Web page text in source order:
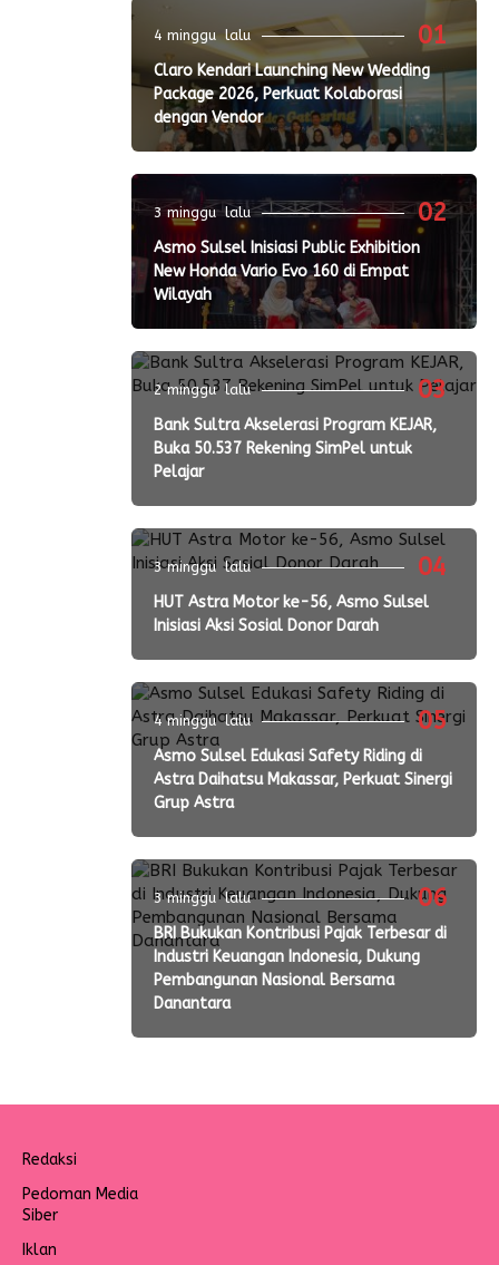
01
4 minggu lalu
Claro Kendari Launching New Wedding
Package 2026, Perkuat Kolaborasi
dengan Vendor
02
3 minggu lalu
Asmo Sulsel Inisiasi Public Exhibition
New Honda Vario Evo 160 di Empat
Wilayah
03
2 minggu lalu
Bank Sultra Akselerasi Program KEJAR,
Buka 50.537 Rekening SimPel untuk
Pelajar
04
3 minggu lalu
HUT Astra Motor ke-56, Asmo Sulsel
Inisiasi Aksi Sosial Donor Darah
05
4 minggu lalu
Asmo Sulsel Edukasi Safety Riding di
Astra Daihatsu Makassar, Perkuat Sinergi
Grup Astra
06
3 minggu lalu
BRI Bukukan Kontribusi Pajak Terbesar di
Industri Keuangan Indonesia, Dukung
Pembangunan Nasional Bersama
Danantara
Redaksi
Pedoman Media
Siber
Iklan